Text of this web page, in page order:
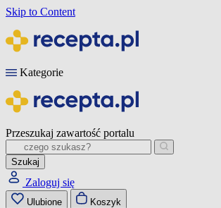
Skip to Content
Kategorie
Przeszukaj zawartość portalu
Szukaj
Zaloguj się
Ulubione Koszyk